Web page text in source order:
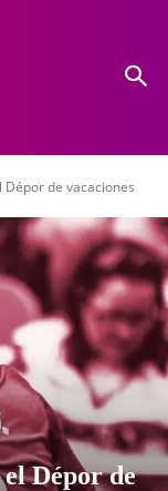
Dépor de vacaciones
Dépor de